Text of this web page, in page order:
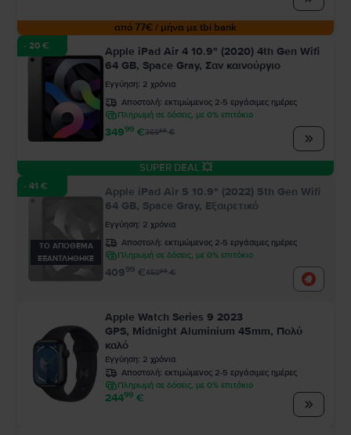
από 77€ / μήνα με tbi bank
- 20 €
Apple iPad Air 4 10.9" (2020) 4th Gen Wifi
64 GB, Space Gray, Σαν καινούργιο
Εγγύηση: 2 χρόνια
Αποστολή: εκτιμώμενος 2-5 εργάσιμες ημέρες
Πληρωμή σε δόσεις, με 0% επιτόκιο
34999 €36999€
SUPER DEAL 💥
- 41 €
ΤΟ ΑΠΟΘΕΜΑ
ΕΞΑΝΤΛΗΘΗΚΕ
Apple iPad Air 5 10.9" (2022) 5th Gen Wifi
64 GB, Space Gray, Εξαιρετικό
Εγγύηση: 2 χρόνια
Αποστολή: εκτιμώμενος 2-5 εργάσιμες ημέρες
Πληρωμή σε δόσεις, με 0% επιτόκιο
40999 €45099€
Apple Watch Series 9 2023
GPS, Midnight Aluminium 45mm, Πολύ
καλό
Εγγύηση: 2 χρόνια
Αποστολή: εκτιμώμενος 2-5 εργάσιμες ημέρες
Πληρωμή σε δόσεις, με 0% επιτόκιο
24499 €